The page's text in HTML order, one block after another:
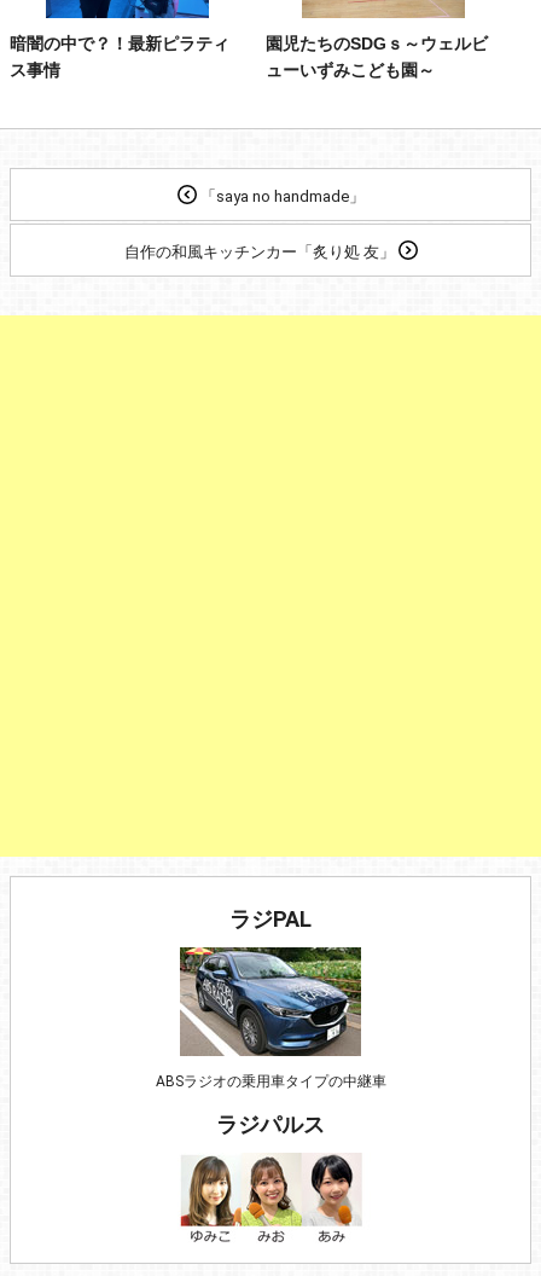
暗闇の中で？！最新ピラティ
ス事情
園児たちのSDGｓ～ウェルビ
ューいずみこども園～
「saya no handmade」
自作の和風キッチンカー「炙り処 友」
ラジPAL
ABSラジオの乗用車タイプの中継車
ラジパルス